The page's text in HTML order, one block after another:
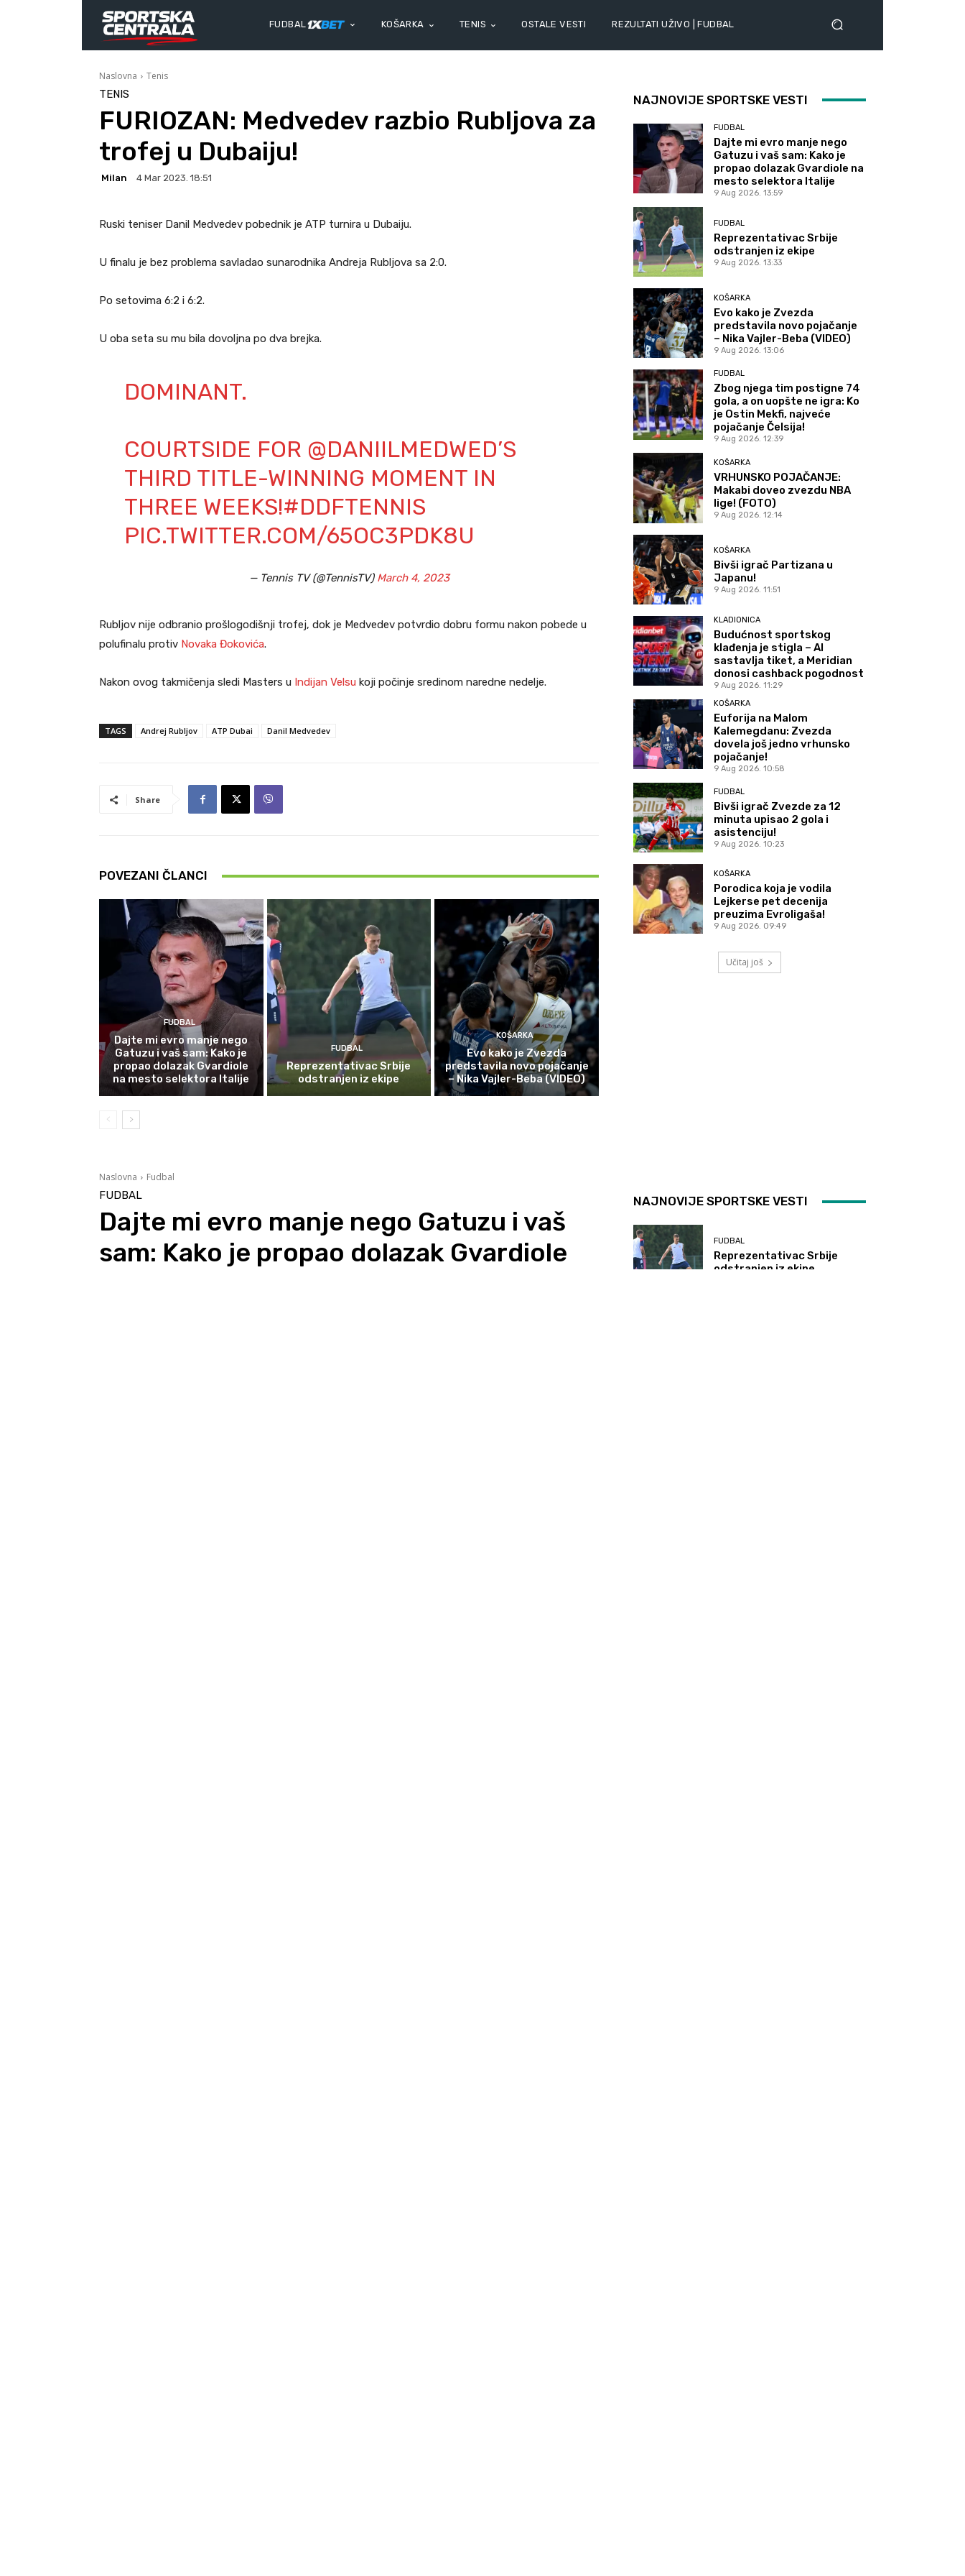
FUDBAL KOŠARKA TENIS OSTALE VESTI REZULTATI UŽIVO | FUDBAL
Naslovna Tenis
TENIS
FURIOZAN: Medvedev razbio Rubljova za
trofej u Dubaiju!
Milan 4 Mar 2023. 18:51
Ruski teniser Danil Medvedev pobednik je ATP turnira u Dubaiju.
U finalu je bez problema savladao sunarodnika Andreja Rubljova sa 2:0.
Po setovima 6:2 i 6:2.
U oba seta su mu bila dovoljna po dva brejka.
DOMINANT.
COURTSIDE FOR @DANIILMEDWED’S
THIRD TITLE-WINNING MOMENT IN
THREE WEEKS!#DDFTENNIS
PIC.TWITTER.COM/65OC3PDK8U
— Tennis TV (@TennisTV) March 4, 2023
Rubljov nije odbranio prošlogodišnji trofej, dok je Medvedev potvrdio dobru formu nakon pobede u
polufinalu protiv Novaka Đokovića.
Nakon ovog takmičenja sledi Masters u Indijan Velsu koji počinje sredinom naredne nedelje.
TAGS Andrej Rubljov ATP Dubai Danil Medvedev
Share
POVEZANI ČLANCI
FUDBAL
Dajte mi evro manje nego
Gatuzu i vaš sam: Kako je
propao dolazak Gvardiole
na mesto selektora Italije
FUDBAL
Reprezentativac Srbije
odstranjen iz ekipe
KOŠARKA
Evo kako je Zvezda
predstavila novo pojačanje
– Nika Vajler-Beba (VIDEO)
NAJNOVIJE SPORTSKE VESTI
FUDBAL
Dajte mi evro manje nego
Gatuzu i vaš sam: Kako je
propao dolazak Gvardiole na
mesto selektora Italije
9 Aug 2026. 13:59
FUDBAL
Reprezentativac Srbije
odstranjen iz ekipe
9 Aug 2026. 13:33
KOŠARKA
Evo kako je Zvezda
predstavila novo pojačanje
– Nika Vajler-Beba (VIDEO)
9 Aug 2026. 13:06
FUDBAL
Zbog njega tim postigne 74
gola, a on uopšte ne igra: Ko
je Ostin Mekfi, najveće
pojačanje Čelsija!
9 Aug 2026. 12:39
KOŠARKA
VRHUNSKO POJAČANJE:
Makabi doveo zvezdu NBA
lige! (FOTO)
9 Aug 2026. 12:14
KOŠARKA
Bivši igrač Partizana u
Japanu!
9 Aug 2026. 11:51
KLADIONICA
Budućnost sportskog
klađenja je stigla – AI
sastavlja tiket, a Meridian
donosi cashback pogodnost
9 Aug 2026. 11:29
KOŠARKA
Euforija na Malom
Kalemegdanu: Zvezda
dovela još jedno vrhunsko
pojačanje!
9 Aug 2026. 10:58
FUDBAL
Bivši igrač Zvezde za 12
minuta upisao 2 gola i
asistenciju!
9 Aug 2026. 10:23
KOŠARKA
Porodica koja je vodila
Lejkerse pet decenija
preuzima Evroligaša!
9 Aug 2026. 09:49
Učitaj još